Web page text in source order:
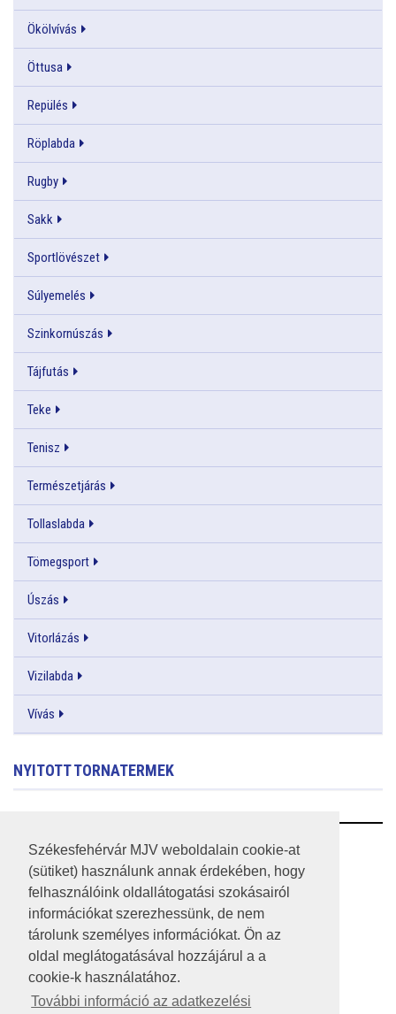
Székesfehérvár MJV weboldalain cookie-at
(sütiket) használunk annak érdekében, hogy
felhasználóink oldallátogatási szokásairól
információkat szerezhessünk, de nem
tárolunk személyes információkat. Ön az
oldal meglátogatásával hozzájárul a a
cookie-k használatához.
További információ az adatkezelési
Ökölvívás
Öttusa
Repülés
Röplabda
Rugby
Sakk
Sportlövészet
Súlyemelés
Szinkornúszás
Tájfutás
Teke
Tenisz
Természetjárás
Tollaslabda
Tömegsport
Úszás
Vitorlázás
Vizilabda
Vívás
NYITOTT TORNATERMEK
RSS
A HONLAP 2017.03.31-I ÁLLAPOTA
JOGI NYILATKOZAT
IMPRESSZUM